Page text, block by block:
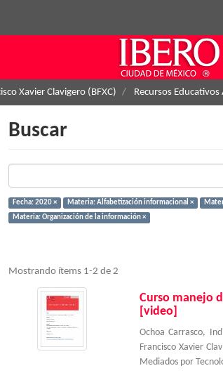
Xavier Clavigero (BFXC) Recursos
Buscar
Fecha: 2020 × Materia: Alfabetización informacional ×
Materia: Organización de la información ×
Mostrando ítems 1-2 de 2
Curso manejo
[video]
Ochoa Carrasco,
Francisco Xavier
Mediados por